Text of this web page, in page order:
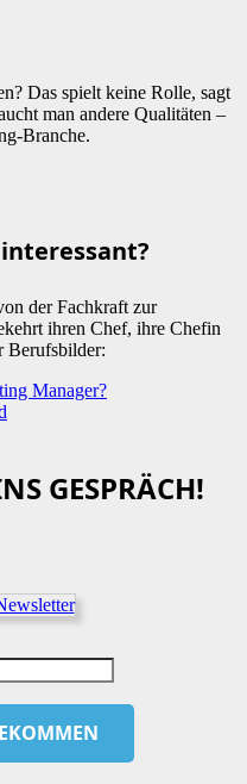
Das spielt keine Rolle, sagt
man andere Qualitäten –
Branche.
der Fachkraft zur
ihren Chef, ihre Chefin
Berufsbilder:
Manager?
GESPRÄCH!